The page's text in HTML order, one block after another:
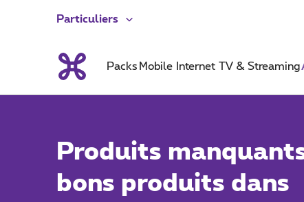
Particuliers
Packs Mobile Internet TV & Streaming
Produits
bons produits dans